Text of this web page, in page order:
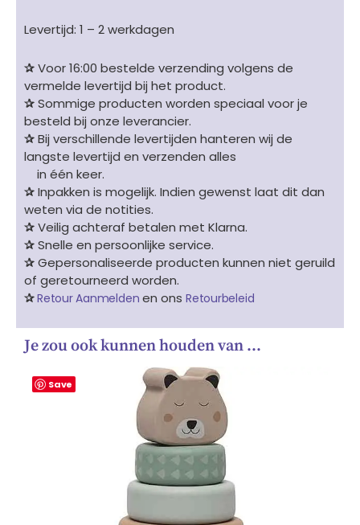
Levertijd: 1 – 2 werkdagen
✰Voor 16:00 bestelde verzending volgens de
vermelde levertijd bij het product.
✰Sommige producten worden speciaal voor je
besteld bij onze leverancier.
✰Bij verschillende levertijden hanteren wij de
langste levertijd en verzenden alles
in één keer.
✰Inpakken is mogelijk. Indien gewenst laat dit dan
weten via de notities.
✰Veilig achteraf betalen met Klarna.
✰Snelle en persoonlijke service.
✰Gepersonaliseerde producten kunnen niet geruild
of geretourneerd worden.
✰Retour Aanmelden en ons Retourbeleid
Je zou ook kunnen houden van …
Save